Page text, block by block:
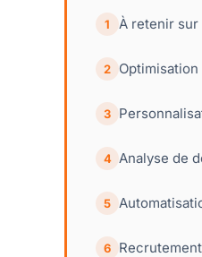
1 À retenir sur
2
3
4 Analyse de
5
6